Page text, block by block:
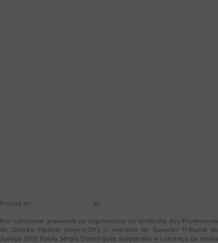
Posted on by
Por considerar plausíveis os argumentos do Sindicato dos Professores
do Distrito Federal (Sinpro-DF), o ministro do Superior Tribunal de
Justiça (STJ) Paulo Sérgio Domingues suspendeu a cobrança de multa